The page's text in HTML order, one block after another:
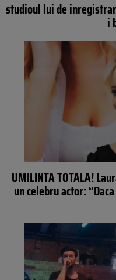
studioul lui de
i
UMILINTA TOTALA!
un celebru actor: